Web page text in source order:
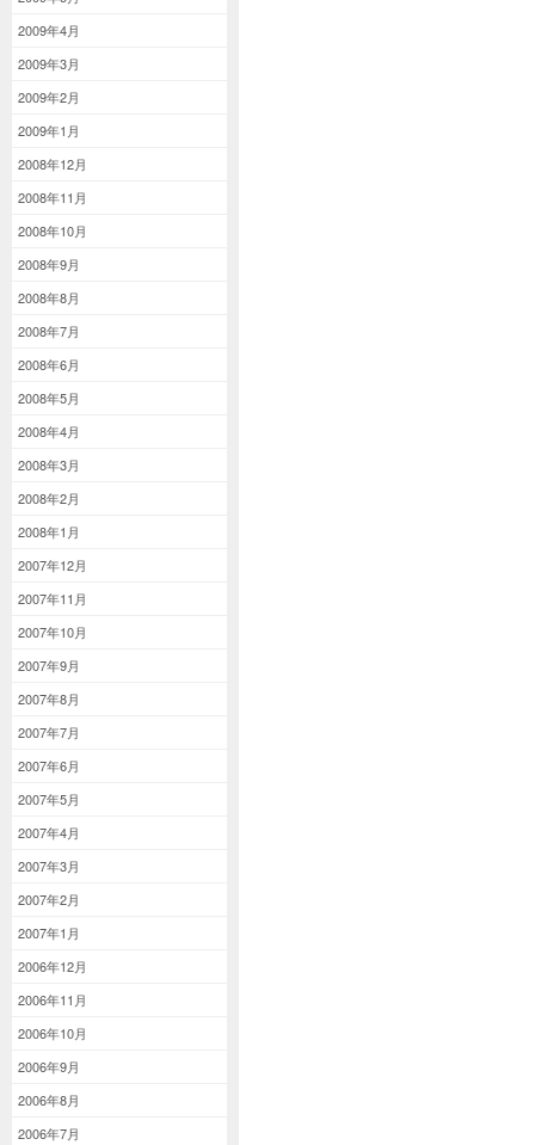
2009年4月
2009年3月
2009年2月
2009年1月
2008年12月
2008年11月
2008年10月
2008年9月
2008年8月
2008年7月
2008年6月
2008年5月
2008年4月
2008年3月
2008年2月
2008年1月
2007年12月
2007年11月
2007年10月
2007年9月
2007年8月
2007年7月
2007年6月
2007年5月
2007年4月
2007年3月
2007年2月
2007年1月
2006年12月
2006年11月
2006年10月
2006年9月
2006年8月
2006年7月